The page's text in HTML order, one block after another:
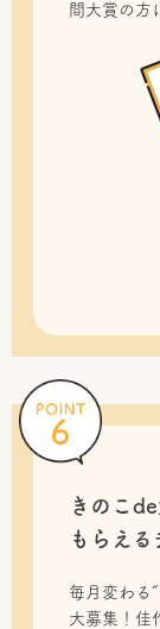
間大賞の方
きのこ
もらえる
毎月変わる
大募集！佳